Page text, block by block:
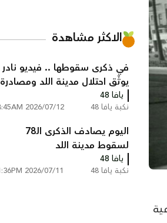
الاكثر مشاهدة
في ذكرى سقوطها .. فيديو نادر
يوثّق احتلال مدينة اللد ومصادرة
منازل سكانها عام النكبة
يافا 48
نكبة يافا 48 2026/07/12 8:45AM
اليوم يصادف الذكرى الـ78
لسقوط مدينة اللد
يافا 48
نكبة يافا 48 2026/07/11 1:36PM